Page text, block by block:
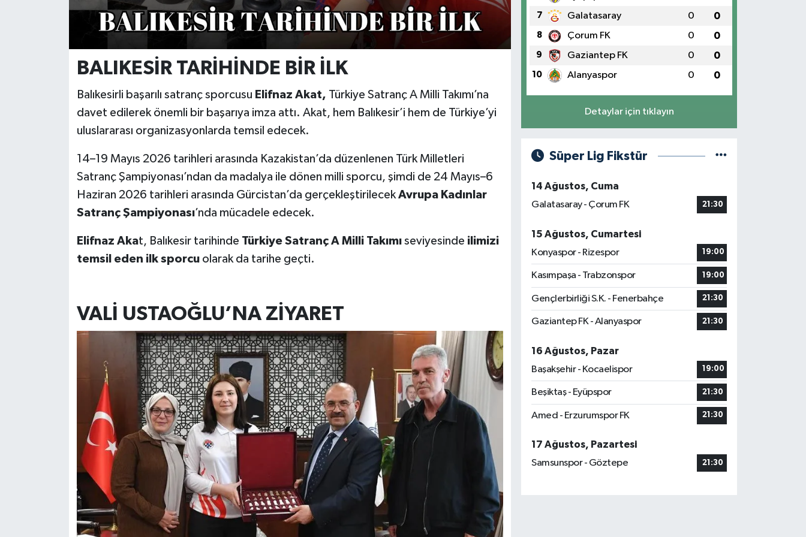
BALIKESİR TARİHİNDE BİR İLK
Balıkesirli başarılı satranç sporcusu Elifnaz Akat, Türkiye Satranç A Milli Takımı’na
davet edilerek önemli bir başarıya imza attı. Akat, hem Balıkesir’i hem de Türkiye’yi
uluslararası organizasyonlarda temsil edecek.
14–19 Mayıs 2026 tarihleri arasında Kazakistan’da düzenlenen Türk Milletleri
Satranç Şampiyonası’ndan da madalya ile dönen milli sporcu, şimdi de 24 Mayıs–6
Haziran 2026 tarihleri arasında Gürcistan’da gerçekleştirilecekAvrupa Kadınlar
Satranç Şampiyonası’nda mücadele edecek.
Elifnaz Akat, Balıkesir tarihinde Türkiye Satranç A Milli Takımı seviyesinde ilimizi
temsil eden ilk sporcuolarak da tarihe geçti.
VALİ USTAOĞLU’NA ZİYARET
7 Galatasaray 0 0
8 Çorum FK 0 0
9 Gaziantep FK 0 0
10 Alanyaspor 0 0
Detaylar için tıklayın
Süper Lig Fikstür
14 Ağustos, Cuma
Galatasaray - Çorum FK
21:30
15 Ağustos, Cumartesi
Konyaspor - Rizespor
19:00
Kasımpaşa - Trabzonspor 19:00
Gençlerbirliği S.K. - Fenerbahçe 21:30
Gaziantep FK - Alanyaspor 21:30
16 Ağustos, Pazar
Başakşehir - Kocaelispor
19:00
Beşiktaş - Eyüpspor 21:30
Amed - Erzurumspor FK 21:30
17 Ağustos, Pazartesi
Samsunspor - Göztepe
21:30